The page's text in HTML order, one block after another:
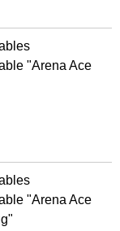
"Arena Ace
"Arena Ace